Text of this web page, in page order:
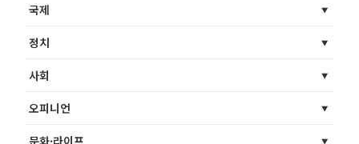
국제
정치
사회
오피니언
문화·라이프